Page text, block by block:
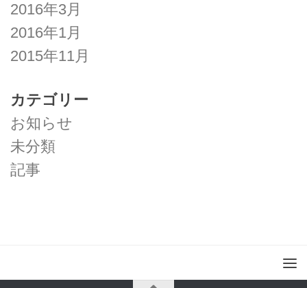
2016年3月
2016年1月
2015年11月
カテゴリー
お知らせ
未分類
記事